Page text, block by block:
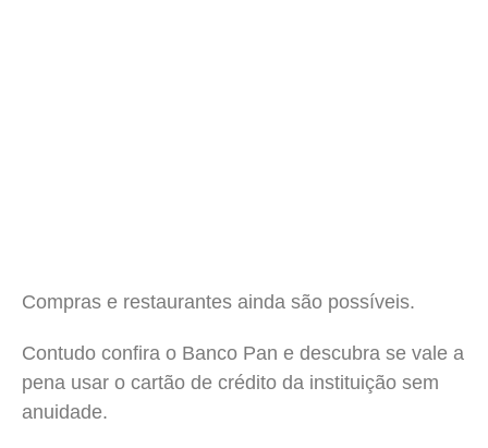
Compras e restaurantes ainda são possíveis.
Contudo confira o Banco Pan e descubra se vale a
pena usar o cartão de crédito da instituição sem
anuidade.